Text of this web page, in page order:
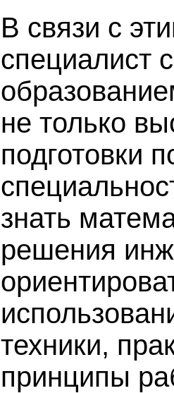
В связи с
специалист
не только
подготовки
знать
решения
техники,
принципы